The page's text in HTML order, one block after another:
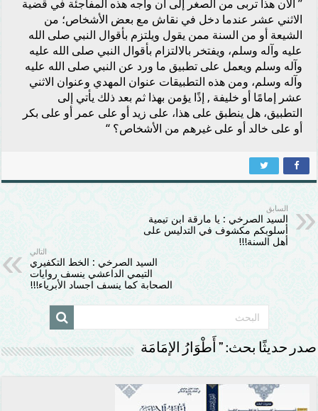
” الآن هذا تربى من الصغر إلى أن واجه هذه المفاجئة في قضية
الاثني عشر عندما دخل في نقاش مع بعض الأشخاص؛ من
الشيعة أو من السنة ممن يقول ويلتزم بأقوال النبي صلى الله
عليه وآله وسلم، ويفتخر بالالتزام بأقوال النبي صلى الله عليه
وآله وسلم ويعمل على تطبيق ما ورد عن النبي صلى الله عليه
وآله وسلم، ومن هذه التطبيقات عنوان المهدي وعنوان الاثني
عشر إمامًا أو خليفة , إذًا يؤمن بهذا ثم بعد ذلك يأتي إلى
التطبيق، هل ينطبق على هذا، على زيد أو على عمر أو على بكر
أو على خالد أو على غيرهم من الأشخاص؟ “
السابق
السيد الصرخي : يا مارقة ابن تيمية
أسلوبكم مكشوف في التدليس على
أهل السنة!!!
التالي
السيد الصرخي : الخط التكفيري
التيمي الداعشي ينسف روايات
الصحابة كما ينسف اجساد الأبرياء!!!
صدر حديثًا بحث: ” أَطْوَارُ الإمَامَة